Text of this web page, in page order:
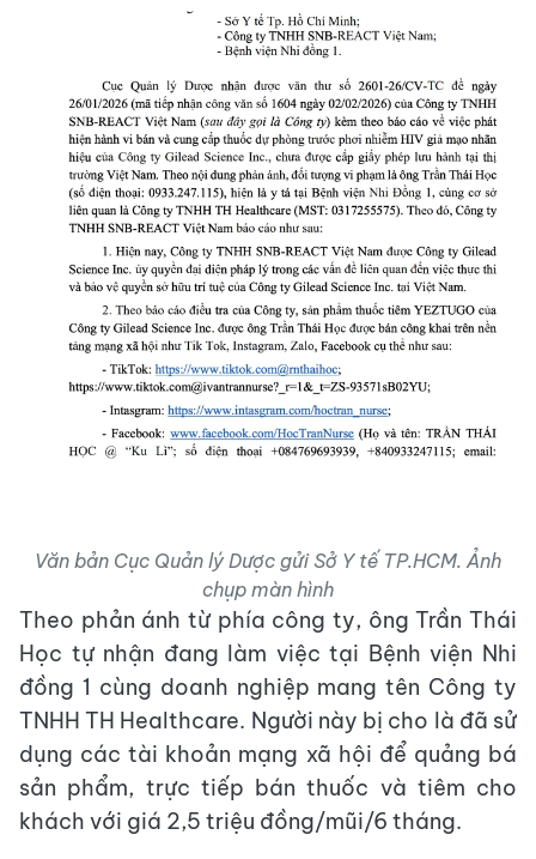
Văn bản Cục Quản lý Dược gửi Sở Y tế TP.HCM. Ảnh
chụp màn hình
Theo phản ánh từ phía công ty, ông Trần Thái
Học tự nhận đang làm việc tại Bệnh viện Nhi
đồng 1 cùng doanh nghiệp mang tên Công ty
TNHH TH Healthcare. Người này bị cho là đã sử
dụng các tài khoản mạng xã hội để quảng bá
sản phẩm, trực tiếp bán thuốc và tiêm cho
khách với giá 2,5 triệu đồng/mũi/6 tháng.